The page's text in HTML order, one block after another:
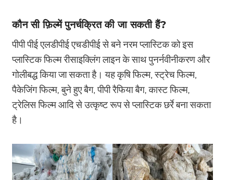
कौन सी फ़िल्में पुनर्चक्रित की जा सकती हैं?
पीपी पीई एलडीपीई एचडीपीई से बने नरम प्लास्टिक को इस
प्लास्टिक फिल्म रीसाइक्लिंग लाइन के साथ पुनर्नवीनीकरण और
गोलीबद्ध किया जा सकता है। यह कृषि फिल्म, स्ट्रेच फिल्म,
पैकेजिंग फिल्म, बुने हुए बैग, पीपी रैफिया बैग, कास्ट फिल्म,
ट्रेलिस फिल्म आदि से उत्कृष्ट रूप से प्लास्टिक छर्रे बना सकता
है।